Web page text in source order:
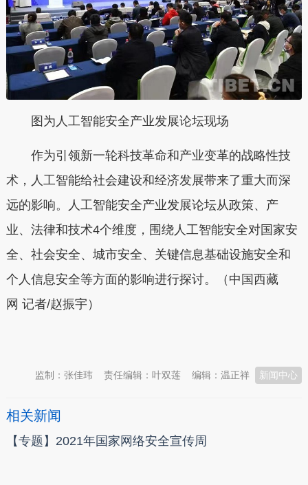
图为人工智能安全产业发展论坛现场
作为引领新一轮科技革命和产业变革的战略性技
术，人工智能给社会建设和经济发展带来了重大而深
远的影响。人工智能安全产业发展论坛从政策、产
业、法律和技术4个维度，围绕人工智能安全对国家安
全、社会安全、城市安全、关键信息基础设施安全和
个人信息安全等方面的影响进行探讨。（中国西藏
网 记者/赵振宇）
新闻中心
编辑：温正祥
责任编辑：叶双莲
监制：张佳玮
相关新闻
【专题】2021年国家网络安全宣传周